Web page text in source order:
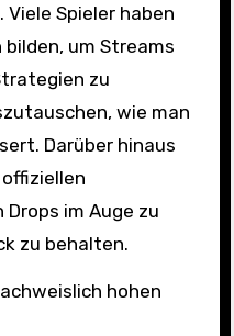
Spieler haben
bilden, um Streams
zu
wie man
Darüber hinaus
im Auge zu
zu behalten.
hohen